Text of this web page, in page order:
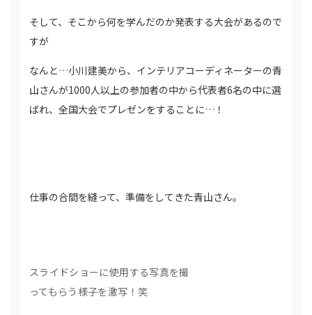
そして、そこから何を学んだのか発表する大会があるので
すが
なんと…小川建美から、インテリアコーディネーターの青
山さんが1000人以上の参加者の中から代表者6名の中に選
ばれ、全国大会でプレゼンをすることに…！
仕事の合間を縫って、準備をしてきた青山さん。
スライドショーに使用する写真を撮
ってもらう様子を激写！笑